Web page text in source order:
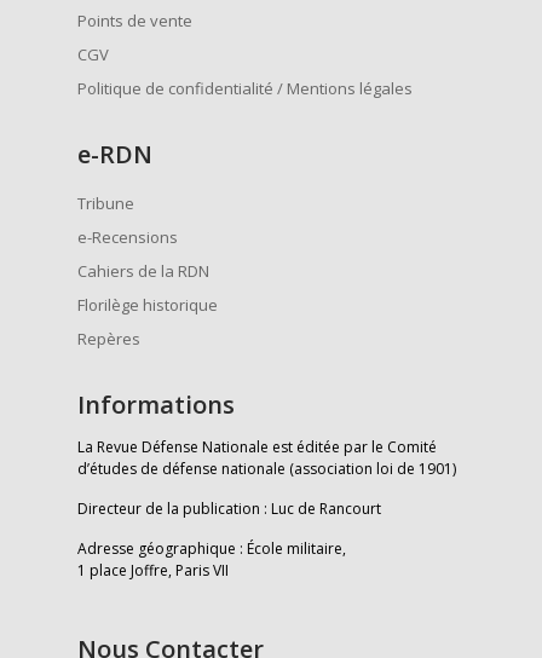
Points de vente
CGV
Politique de confidentialité / Mentions légales
e-RDN
Tribune
e-Recensions
Cahiers de la RDN
Florilège historique
Repères
Informations
La Revue Défense Nationale est éditée par le Comité
d’études de défense nationale (association loi de 1901)
Directeur de la publication : Luc de Rancourt
Adresse géographique : École militaire,
1 place Joffre, Paris VII
Nous Contacter